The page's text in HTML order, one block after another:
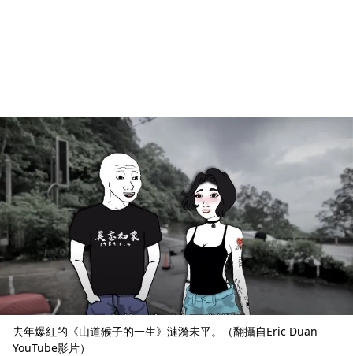
去年爆紅的《山道猴子的一生》漣漪未平。（翻攝自Eric Duan
YouTube影片）